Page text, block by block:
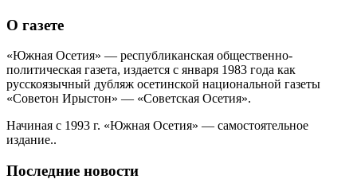
О газете
«Южная Осетия» — республиканская общественно-
политическая газета, издается с января 1983 года как
русскоязычный дубляж осетинской национальной газеты
«Советон Ирыстон» — «Советская Осетия».
Начиная с 1993 г. «Южная Осетия» — самостоятельное
издание..
Последние новости